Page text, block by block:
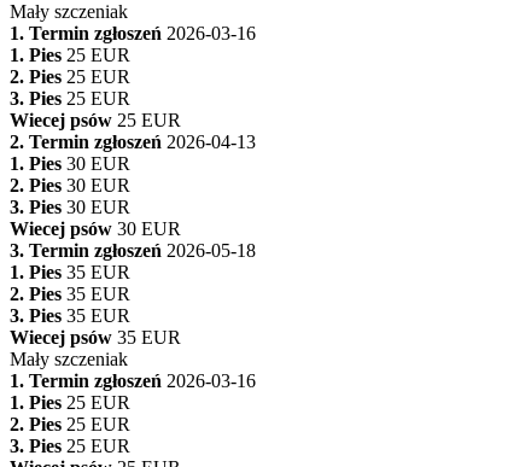
Mały szczeniak
1. Termin zgłoszeń 2026-03-16
1. Pies 25 EUR
2. Pies 25 EUR
3. Pies 25 EUR
Wiecej psów 25 EUR
2. Termin zgłoszeń 2026-04-13
1. Pies 30 EUR
2. Pies 30 EUR
3. Pies 30 EUR
Wiecej psów 30 EUR
3. Termin zgłoszeń 2026-05-18
1. Pies 35 EUR
2. Pies 35 EUR
3. Pies 35 EUR
Wiecej psów 35 EUR
Mały szczeniak
1. Termin zgłoszeń 2026-03-16
1. Pies 25 EUR
2. Pies 25 EUR
3. Pies 25 EUR